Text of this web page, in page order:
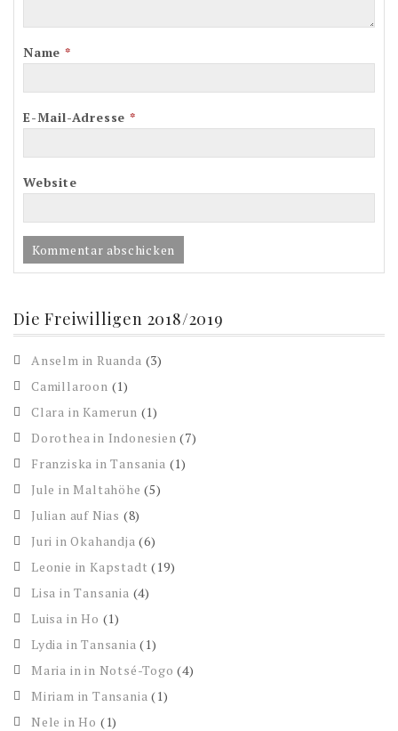
Name *
E-Mail-Adresse*
Website
Die Freiwilligen 2018/2019
Anselm in Ruanda (3)
Camillaroon (1)
Clara in Kamerun (1)
Dorothea in Indonesien (7)
Franziska in Tansania (1)
Jule in Maltahöhe (5)
Julian auf Nias (8)
Juri in Okahandja (6)
Leonie in Kapstadt (19)
Lisa in Tansania (4)
Luisa in Ho (1)
Lydia in Tansania (1)
Maria in in Notsé-Togo (4)
Miriam in Tansania (1)
Nele in Ho (1)